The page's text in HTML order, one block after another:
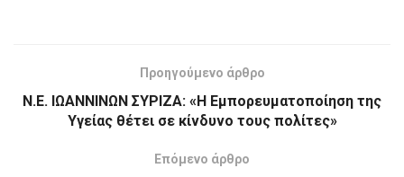
Προηγούμενο άρθρο
Ν.Ε. ΙΩΑΝΝΙΝΩΝ ΣΥΡΙΖΑ: «Η Εμπορευματοποίηση της
Υγείας θέτει σε κίνδυνο τους πολίτες»
Επόμενο άρθρο